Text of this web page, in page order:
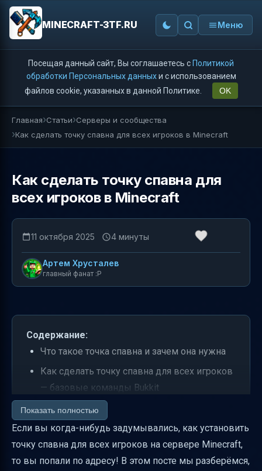
MINECRAFT-3TF.RU Меню
Посещая данный сайт, Вы соглашаетесь с Политикой
обработки Персональных данныхи с использованием
файлов cookie, указанных в данной Политике.
OK
Главная Статьи Серверы и сообщества
Как сделать точку спавна для всех игроков в Minecraft
Как сделать точку спавна для
всех игроков в Minecraft
11 октября 2025 4 минуты
Артем Хрусталев
главный фанат :P
Содержание:
Что такое точка спавна и зачем она нужна
Как сделать точку спавна для всех игроков
— базовые команды Bukkit
Одноразовая и постоянная точка спавна —
как реализовать
Настройка и сохранение точки спавна
Безопасность и предосторожности
Показать полностью
Если вы когда-нибудь задумывались, как установить
точку спавна для всех игроков на сервере Minecraft,
то вы попали по адресу! В этом посте мы разберёмся,